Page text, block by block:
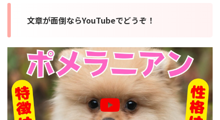
文章が面倒ならYouTubeでどうぞ！